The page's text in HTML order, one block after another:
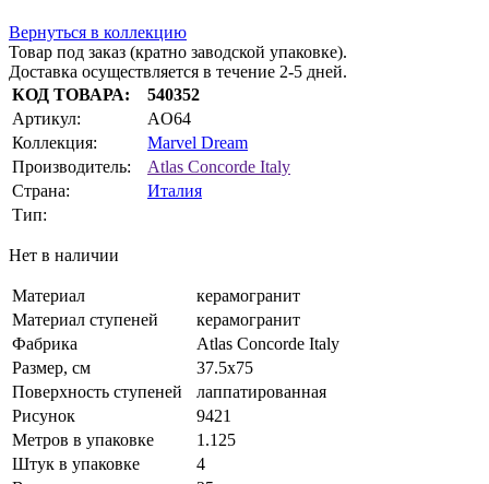
Вернуться в коллекцию
Товар под заказ (кратно заводской упаковке).
Доставка осуществляется в течение 2-5 дней.
КОД ТОВАРА:
540352
Артикул:
AO64
Коллекция:
Marvel Dream
Производитель:
Atlas Concorde Italy
Страна:
Италия
Тип:
Нет в наличии
Материал
керамогранит
Материал ступеней
керамогранит
Фабрика
Atlas Concorde Italy
Размер, см
37.5x75
Поверхность ступеней
лаппатированная
Рисунок
9421
Метров в упаковке
1.125
Штук в упаковке
4